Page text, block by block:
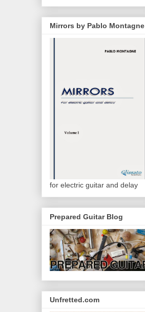
Mirrors by Pablo Montagne
for electric guitar and delay
Prepared Guitar Blog
Unfretted.com